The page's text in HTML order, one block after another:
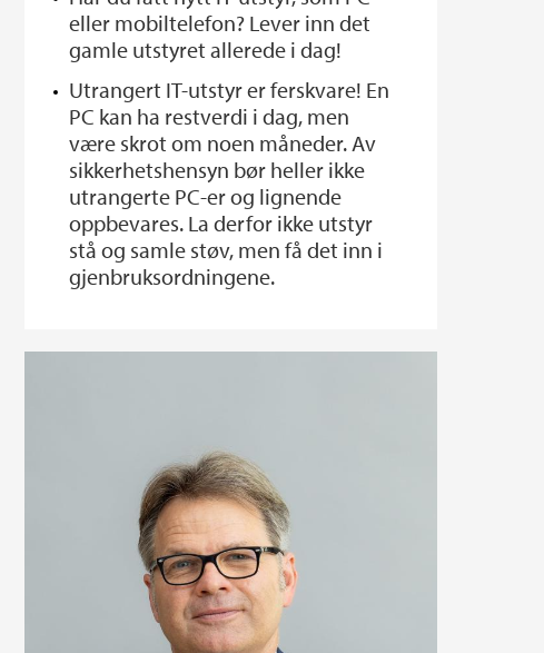
eller mobiltelefon? Lever inn det
gamle utstyret allerede i dag!
Utrangert IT-utstyr er ferskvare! En
PC kan ha restverdi i dag, men
være skrot om noen måneder. Av
sikkerhetshensyn bør heller ikke
utrangerte PC-er og lignende
oppbevares. La derfor ikke utstyr
stå og samle støv, men få det inn i
gjenbruksordningene.